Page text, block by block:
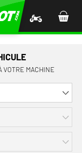
VOTRE MACHINE